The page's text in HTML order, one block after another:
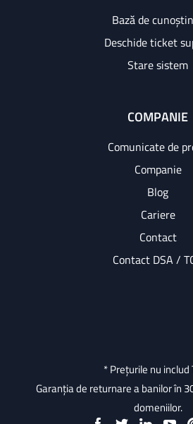
Bază de
Deschide ticket
Stare sistem
COMPANIE
Comunicate de
Companie
Blog
Cariere
Contact
Contact DSA /
* Prețurile nu includ
Garanția de returnare a banilor în
domeniilor.